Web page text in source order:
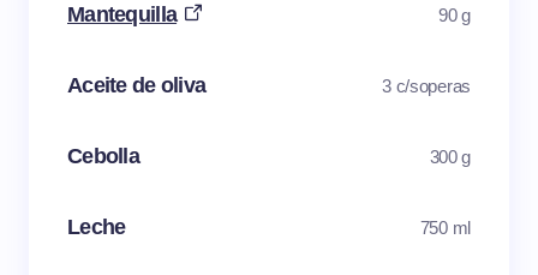
Mantequilla 90 g
Aceite de oliva 3 c/soperas
Cebolla 300 g
Leche 750 ml